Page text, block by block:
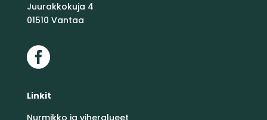
Juurakkokuja 4
01510 Vantaa

Linkit